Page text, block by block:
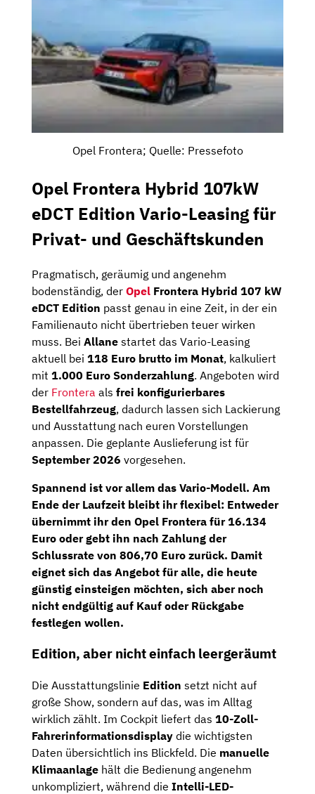
Opel Frontera; Quelle: Pressefoto
Opel Frontera Hybrid 107kW
eDCT Edition Vario-Leasing für
Privat- und Geschäftskunden
Pragmatisch, geräumig und angenehm
bodenständig, der Opel Frontera Hybrid 107 kW
eDCT Edition passt genau in eine Zeit, in der ein
Familienauto nicht übertrieben teuer wirken
muss. Bei Allane startet das Vario-Leasing
aktuell bei 118 Euro brutto im Monat, kalkuliert
mit 1.000 Euro Sonderzahlung. Angeboten wird
der Frontera als frei konfigurierbares
Bestellfahrzeug, dadurch lassen sich Lackierung
und Ausstattung nach euren Vorstellungen
anpassen. Die geplante Auslieferung ist für
September 2026 vorgesehen.
Spannend ist vor allem das Vario-Modell. Am
Ende der Laufzeit bleibt ihr flexibel: Entweder
übernimmt ihr den Opel Frontera für16.134
Euro oder gebt ihn nach Zahlung der
Schlussrate von 806,70 Euro zurück. Damit
eignet sich das Angebot für alle, die heute
günstig einsteigen möchten, sich aber noch
nicht endgültig auf Kauf oder Rückgabe
festlegen wollen.
Edition, aber nicht einfach leergeräumt
Die Ausstattungslinie Edition setzt nicht auf
große Show, sondern auf das, was im Alltag
wirklich zählt. Im Cockpit liefert das 10-Zoll-
Fahrerinformationsdisplay die wichtigsten
Daten übersichtlich ins Blickfeld. Die manuelle
Klimaanlage hält die Bedienung angenehm
unkompliziert, während die Intelli-LED-